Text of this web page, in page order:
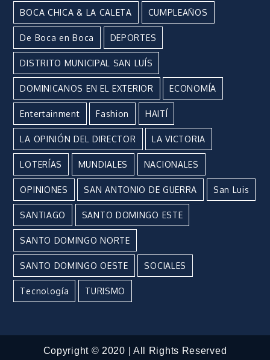
BOCA CHICA & LA CALETA CUMPLEAÑOS
De Boca en Boca DEPORTES
DISTRITO MUNICIPAL SAN LUÍS
DOMINICANOS EN EL EXTERIOR ECONOMÍA
Entertainment Fashion HAITÍ
LA OPINIÓN DEL DIRECTOR LA VICTORIA
LOTERÍAS MUNDIALES NACIONALES
OPINIONES SAN ANTONIO DE GUERRA San Luis
SANTIAGO SANTO DOMINGO ESTE
SANTO DOMINGO NORTE
SANTO DOMINGO OESTE SOCIALES
Tecnología TURISMO
Copyright © 2020 | All Rights Reserved